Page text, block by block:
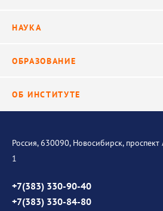
Видео
Научные подразделения
НАУКА
Исследования
ОБРАЗОВАНИЕ
ОБ ИНСТИТУТЕ
История института
Контакты
Противодействие коррупции
Россия, 630090, Новосибирск,
1
+7(383) 330-90-40
+7(383) 330-84-80